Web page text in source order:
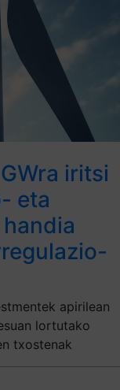
iritsi
eta
apirilean
lortutako
txostenak